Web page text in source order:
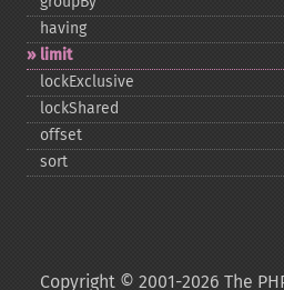
having
limit
lockExclusive
lockShared
offset
sort
Copyright © 2001-2026 The